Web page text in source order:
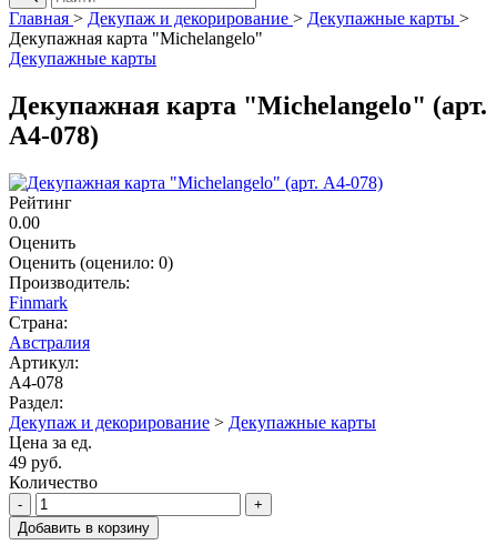
Главная > Декупаж и декорирование > Декупажные карты >
Декупажная карта "Michelangelo"
Декупажные карты
Декупажная карта "Michelangelo" (арт.
A4-078)
Рейтинг
0.00
Оценить
Оценить (оценило: 0)
Производитель:
Finmark
Страна:
Австралия
Артикул:
A4-078
Раздел:
Декупаж и декорирование > Декупажные карты
Цена за ед.
49 руб.
Количество
-
+
Добавить в корзину